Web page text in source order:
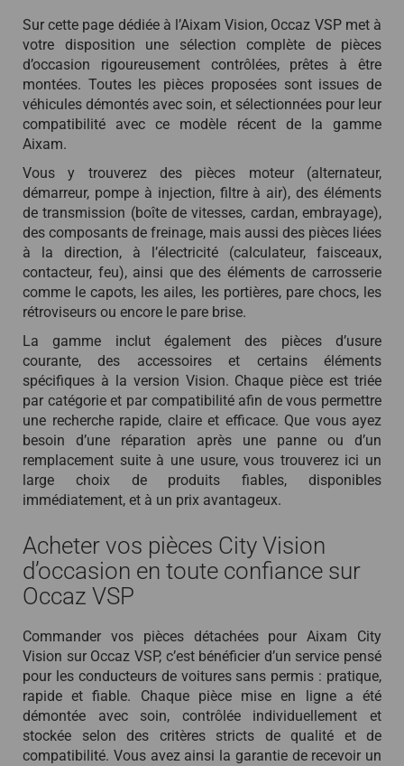
Sur cette page dédiée à l’Aixam Vision, Occaz VSP met à
votre disposition une sélection complète de pièces
d’occasion rigoureusement contrôlées, prêtes à être
montées. Toutes les pièces proposées sont issues de
véhicules démontés avec soin, et sélectionnées pour leur
compatibilité avec ce modèle récent de la gamme
Aixam.
Vous y trouverez des pièces moteur (alternateur,
démarreur, pompe à injection, filtre à air), des éléments
de transmission (boîte de vitesses, cardan, embrayage),
des composants de freinage, mais aussi des pièces liées
à la direction, à l’électricité (calculateur, faisceaux,
contacteur, feu), ainsi que des éléments de carrosserie
comme le capots, les ailes, les portières, pare chocs, les
rétroviseurs ou encore le pare brise.
La gamme inclut également des pièces d’usure
courante, des accessoires et certains éléments
spécifiques à la version Vision. Chaque pièce est triée
par catégorie et par compatibilité afin de vous permettre
une recherche rapide, claire et efficace. Que vous ayez
besoin d’une réparation après une panne ou d’un
remplacement suite à une usure, vous trouverez ici un
large choix de produits fiables, disponibles
immédiatement, et à un prix avantageux.
Acheter vos pièces City Vision
d’occasion en toute confiance sur
Occaz VSP
Commander vos pièces détachées pour Aixam City
Vision sur Occaz VSP, c’est bénéficier d’un service pensé
pour les conducteurs de voitures sans permis : pratique,
rapide et fiable. Chaque pièce mise en ligne a été
démontée avec soin, contrôlée individuellement et
stockée selon des critères stricts de qualité et de
compatibilité. Vous avez ainsi la garantie de recevoir un